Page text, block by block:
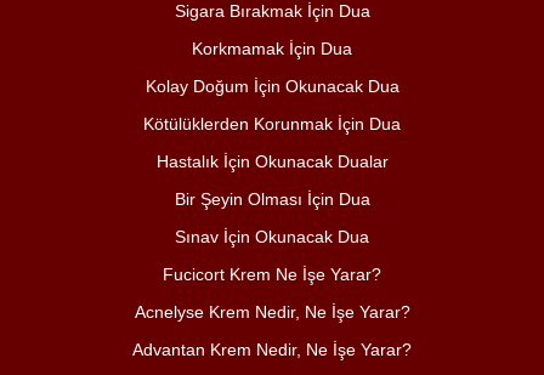
Sigara Bırakmak İçin Dua
Korkmamak İçin Dua
Kolay Doğum İçin Okunacak Dua
Kötülüklerden Korunmak İçin Dua
Hastalık İçin Okunacak Dualar
Bir Şeyin Olması İçin Dua
Sınav İçin Okunacak Dua
Fucicort Krem Ne İşe Yarar?
Acnelyse Krem Nedir, Ne İşe Yarar?
Advantan Krem Nedir, Ne İşe Yarar?